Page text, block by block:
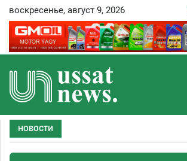
воскресенье, август 9, 2026
НОВОСТИ